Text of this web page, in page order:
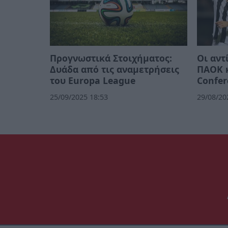
Προγνωστικά Στοιχήματος:
Δυάδα από τις αναμετρήσεις
του Europa League
25/09/2025 18:53
Οι
ΠΑΟΚ
29/08/